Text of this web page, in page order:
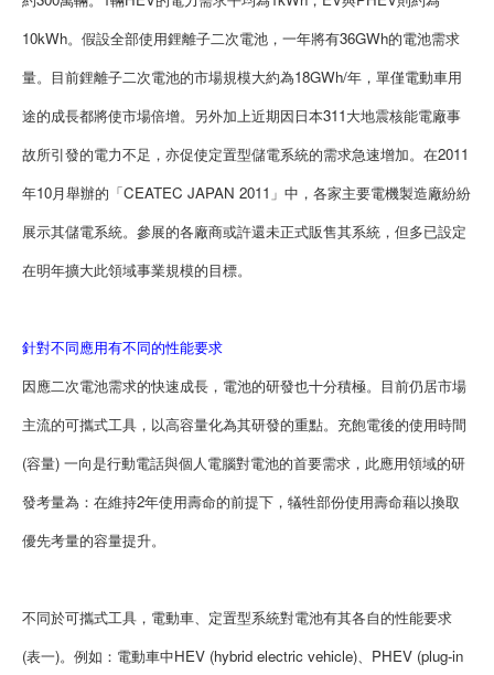
10kWh。假設全部使用鋰離子二次電池，一年將有36GWh的電池需求
量。目前鋰離子二次電池的市場規模大約為18GWh/年，單僅電動車用
途的成長都將使市場倍增。另外加上近期因日本311大地震核能電廠事
故所引發的電力不足，亦促使定置型儲電系統的需求急速增加。在2011
年10月舉辦的「CEATEC JAPAN 2011」中，各家主要電機製造廠紛紛
展示其儲電系統。參展的各廠商或許還未正式販售其系統，但多已設定
在明年擴大此領域事業規模的目標。
針對不同應用有不同的性能要求
因應二次電池需求的快速成長，電池的研發也十分積極。目前仍居市場
主流的可攜式工具，以高容量化為其研發的重點。充飽電後的使用時間
(容量) 一向是行動電話與個人電腦對電池的首要需求，此應用領域的研
發考量為：在維持2年使用壽命的前提下，犠牲部份使用壽命藉以換取
優先考量的容量提升。
不同於可攜式工具，電動車、定置型系統對電池有其各自的性能要求
(表一)。例如：電動車中HEV (hybrid electric vehicle)、PHEV (plug-in